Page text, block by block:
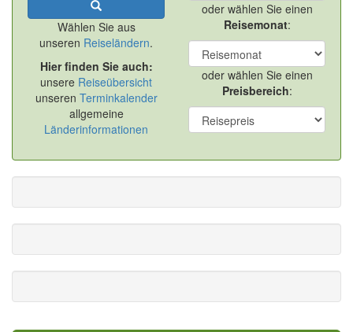
Wählen Sie aus
unseren Reiseländern.
Hier finden Sie auch:
unsere Reiseübersicht
unseren Terminkalender
allgemeine
Länderinformationen
oder wählen Sie einen
Reisemonat:
oder wählen Sie einen
Preisbereich: